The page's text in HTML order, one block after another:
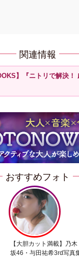
関連情報
】『ニトリで解決
おすすめフォト
【大胆カット満載】乃木
坂46・与田祐希3rd写真